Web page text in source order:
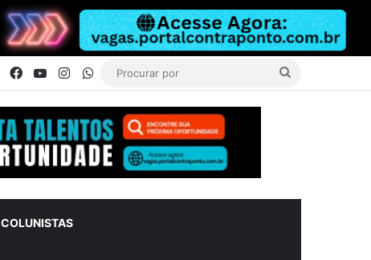
Facebook
YouTubeInstagramWhatsApp
COLUNISTAS